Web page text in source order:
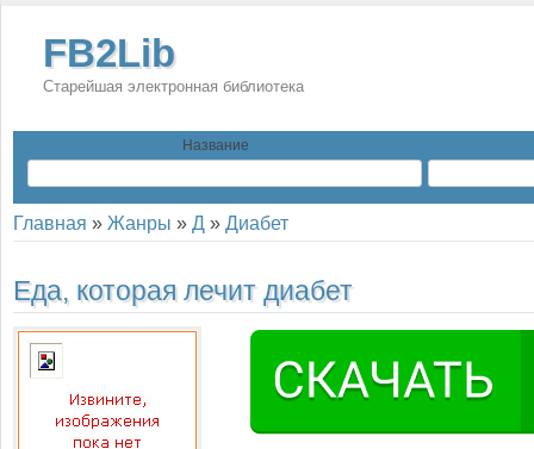
FB2Lib
Старейшая электронная библиотека
Название
Главная » Жанры » Д » Диабет
Еда, которая лечит диабет